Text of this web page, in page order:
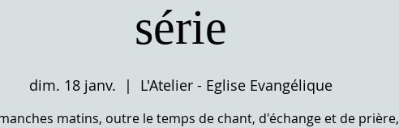
série
dim. 18 janv.
  |
L'Atelier - Eglise Evangélique
matins, outre le temps de chant, d'échange et de prière,